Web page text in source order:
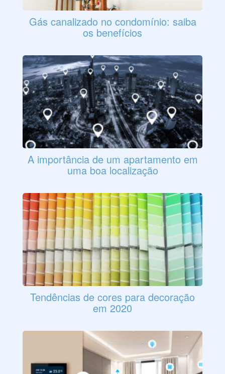
Gás canalizado no condomínio: saiba
os benefícios
A importância de um apartamento em
uma boa localização
Tendências de cores para decoração
em 2020